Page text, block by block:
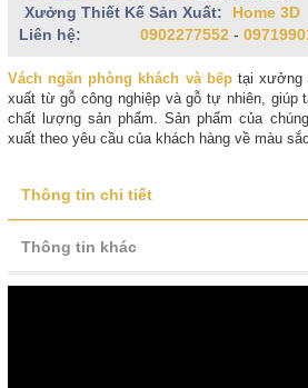
Xưởng Thiết Kế Sản Xuất:
Home 3D
Liên hệ:
0902277552 -
Vách ngăn phòng khách và bếptại xưởng
xuất từ gỗ công nghiệp và gỗ tự nhiên,
chất lượng sản phẩm. Sản phẩm của
xuất theo yêu cầu của khách hàng về màu
Thông tin chi tiết
Thông tin khác